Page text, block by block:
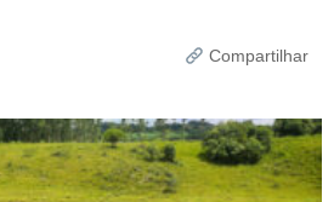
Compartilhar